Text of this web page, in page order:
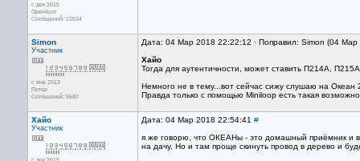
с дек 2015
Оренбург
Сообщений: 21534
Simon
Участник
с янв 2013
Питер
Сообщений: 5580
Дата: 04 Мар 2018 22:22:12 · Поправил: Simon (04
Хайо
Тогда для аутентичности, может ставить П214А,
Немного не в тему...вот сейчас сижу слушаю на
Правда только с помощью Miniloop есть такая
Хайо
Участник
Дата: 04 Мар 2018 22:54:41 #
я же говорю, что ОКЕАНы - это домашный приёмник и в
на дачу. Но и там проще скинуть провод в дерево и